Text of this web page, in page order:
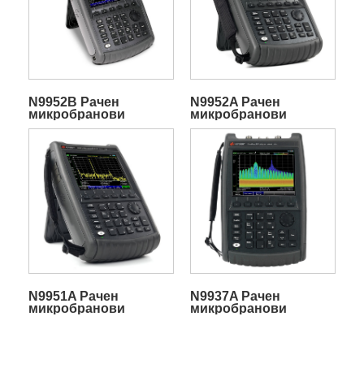
N9952B Рачен
микробранови
спектрумски
анализатор FieldFox
N9952A Рачен
микробранови
спектрумски
анализатор FieldFox
N9951A Рачен
микробранови
N9937A Рачен
микробранови